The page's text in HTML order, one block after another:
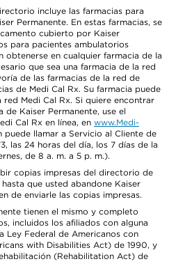
incluye las farmacias para
Permanente. En estas farmacias, se
cubierto por Kaiser
para pacientes ambulatorios
obtenerse en cualquier farmacia de la
que sea una farmacia de la red
de las farmacias de la red de
de Medi Cal Rx. Su farmacia puede
Medi Cal Rx. Si quiere encontrar
de Kaiser Permanente, use el
Cal Rx en línea, en www.Medi-
puede llamar a Servicio al Cliente de
las 24 horas del día, los 7 días de la
de 8 a. m. a 5 p. m.).
copias impresas del directorio de
que usted abandone Kaiser
de enviarle las copias impresas.
tienen el mismo y completo
incluidos los afiliados con alguna
Ley Federal de Americanos con
with Disabilities Act) de 1990, y
(Rehabilitation Act) de